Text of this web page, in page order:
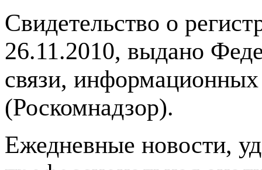
Свидетельство о
26.11.2010, выдано
связи,
(Роскомнадзор).
Ежедневные новости,